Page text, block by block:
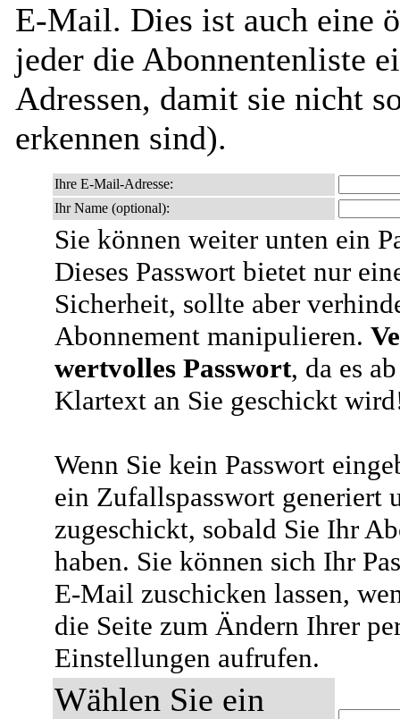
E-Mail. Dies ist auch eine
jeder die Abonnentenliste
Adressen, damit sie nicht
erkennen sind).
Ihre E-Mail-Adresse:
Ihr Name (optional):
Sie können weiter unten ein
Dieses Passwort bietet nur
Sicherheit, sollte aber
Abonnement manipulieren.
wertvolles Passwort, da es
Klartext an Sie geschickt
Wenn Sie kein Passwort
ein Zufallspasswort generiert
zugeschickt, sobald Sie Ihr
haben. Sie können sich Ihr
E-Mail zuschicken lassen,
die Seite zum Ändern Ihrer
Einstellungen aufrufen.
Wählen Sie ein